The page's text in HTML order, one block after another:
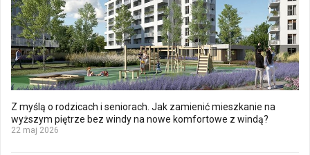
Z myślą o rodzicach i seniorach. Jak zamienić mieszkanie na
wyższym piętrze bez windy na nowe komfortowe z windą?
22 maj 2026